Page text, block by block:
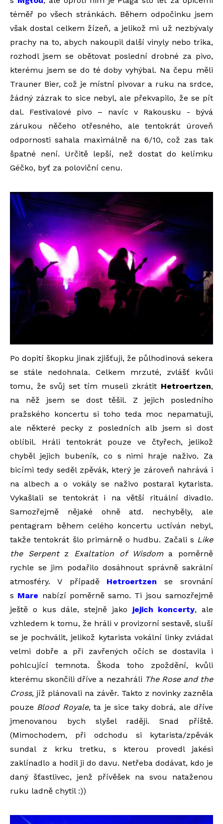
téměř po všech stránkách. Během odpočinku jsem
však dostal celkem žízeň, a jelikož mi už nezbývaly
prachy na to, abych nakoupil další vinyly nebo trika,
rozhodl jsem se obětovat poslední drobné za pivo,
kterému jsem se do té doby vyhýbal. Na čepu měli
Trauner Bier, což je místní pivovar a ruku na srdce,
žádný zázrak to sice nebyl, ale překvapilo, že se pít
dal. Festivalové pivo – navíc v Rakousku - bývá
zárukou něčeho otřesného, ale tentokrát úroveň
odpornosti sahala maximálně na 6/10, což zas tak
špatné není. Určitě lepší, než dostat do kelímku
Géčko, byť za poloviční cenu.
Po dopití škopku jinak zjišťuji, že půlhodinová sekera
se stále nedohnala. Celkem mrzuté, zvlášť kvůli
tomu, že svůj set tím museli zkrátit Hetroertzen,
na něž jsem se dost těšil. Z jejich posledního
pražského koncertu si toho teda moc nepamatuji,
ale některé pecky z posledních alb jsem si dost
oblíbil. Hráli tentokrát pouze ve čtyřech, jelikož
chyběl jejich bubeník, co s nimi hraje naživo. Za
bicími tedy seděl zpěvák, který je zároveň nahrává i
na albech a o vokály se naživo postaral kytarista.
Vykašlali se tentokrát i na větší rituální divadlo.
Samozřejmě nějaké ohně atd. nechyběly, ale
pentagram během celého koncertu uctíván nebyl,
takže tentokrát šlo primárně o hudbu. Začali s Like
the Serpentz Exaltation of Wisdoma poměrně
rychle se jim podařilo dosáhnout správně sakrální
atmosféry. V případě Hetroertzen se srovnání
s Mare nabízí poměrně samo. Ti jsou samozřejmě
ještě o kus dále, stejně jako jejich koncerty, ale
vzhledem k tomu, že hráli v provizorní sestavě, sluší
se je pochválit, jelikož kytarista vokální linky zvládal
velmi dobře a při zavřených očích se dostavila i
pohlcující temnota. Škoda toho zpoždění, kvůli
kterému skončili dříve a nezahráli The Rose and the
Cross, jíž plánovali na závěr. Takto z novinky zazněla
pouze Blood Royale, ta je sice taky dobrá, ale dříve
jmenovanou bych slyšel raději. Snad příště.
(Mimochodem, při odchodu si kytarista/zpěvák
sundal z krku tretku, s kterou provedl jakési
zaklínadlo a hodil ji do davu. Netřeba dodávat, kdo je
daný šťastlivec, jenž přívěšek na svou nataženou
ruku ladně chytil :))